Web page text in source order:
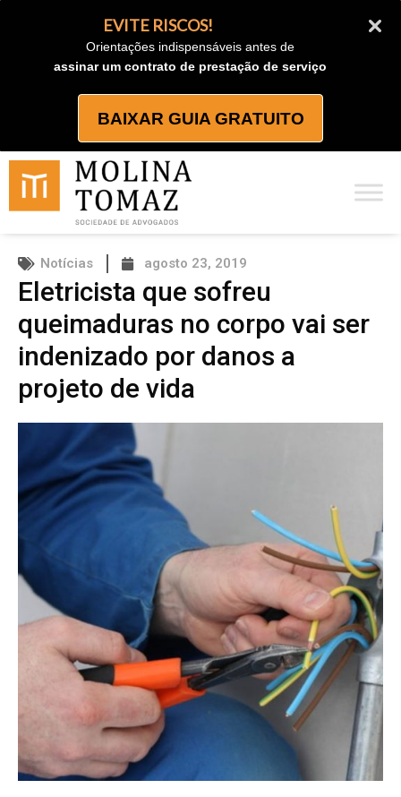
EVITE RISCOS!
Orientações indispensáveis antes de
assinar um contrato de prestação de serviço
BAIXAR GUIA GRATUITO
Notícias agosto 23, 2019
Eletricista que sofreu
queimaduras no corpo vai ser
indenizado por danos a
projeto de vida